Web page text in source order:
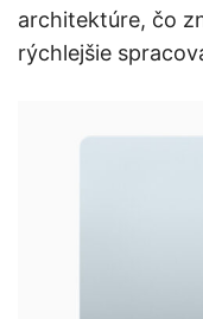
architektúre, čo
rýchlejšie